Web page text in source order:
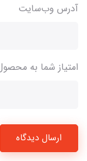
آدرس وب‌سایت
امتیاز شما به
ارسال دیدگاه